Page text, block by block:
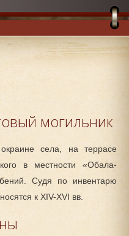
могильник
села, на террасе
в местности «Обала-
Судя по инвентарю
к XIV-XVI вв.